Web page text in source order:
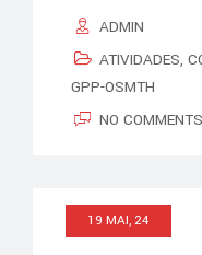
ADMIN
ATIVIDADES,
GPP-OSMTH
NO COMMENTS
19 MAI, 24